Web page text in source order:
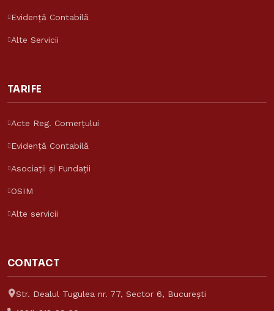
Evidență Contabilă
Alte Servicii
TARIFE
Acte Reg. Comerțului
Evidență Contabilă
Asociații și Fundații
OSIM
Alte servicii
CONTACT
Str. Dealul Tugulea nr. 77, Sector 6, București
Asistent Reinvent
Răspunde despre tarife și servicii